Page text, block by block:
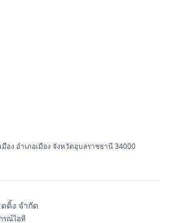
อง อำเภอเมือง จังหวัดอุบลราชธานี 34000
ดิ้ง จำกัด
รณ์ไอที